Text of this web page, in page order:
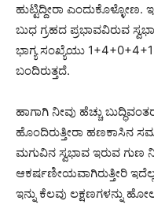
ಹುಟ್ಟಿದ್ದೀರಾ ಎಂದುಕೊಳ್ಳೋಣ.
ಬುಧ ಗ್ರಹದ ಪ್ರಭಾವವಿರುವ
ಭಾಗ್ಯ ಸಂಖ್ಯೆಯು
ಬಂದಿರುತ್ತದೆ.
ಹಾಗಾಗಿ ನೀವು ಹೆಚ್ಚು
ಹೊಂದಿರುತ್ತೀರಾ ಹಣಕಾಸಿನ
ಮಗುವಿನ ಸ್ವಭಾವ ಇರುವ ಗುಣ
ಆಕರ್ಷಣೀಯವಾಗಿರುತ್ತೀರಿ
ಇನ್ನು ಕೆಲವು ಲಕ್ಷಣಗಳನ್ನು